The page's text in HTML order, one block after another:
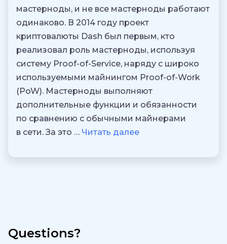
мастерноды, и не все мастерноды работают
одинаково. В 2014 году проект
криптовалюты Dash был первым, кто
реализовал роль мастерноды, используя
систему Proof-of-Service, наряду с широко
используемыми майнингом Proof-of-Work
(PoW). Мастерноды выполняют
дополнительные функции и обязанности
по сравнению с обычными майнерами
в сети. За это … Читать далее
Questions?